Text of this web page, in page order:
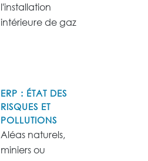
l'installation
intérieure de gaz
ERP : ÉTAT DES
RISQUES ET
POLLUTIONS
Aléas naturels,
miniers ou